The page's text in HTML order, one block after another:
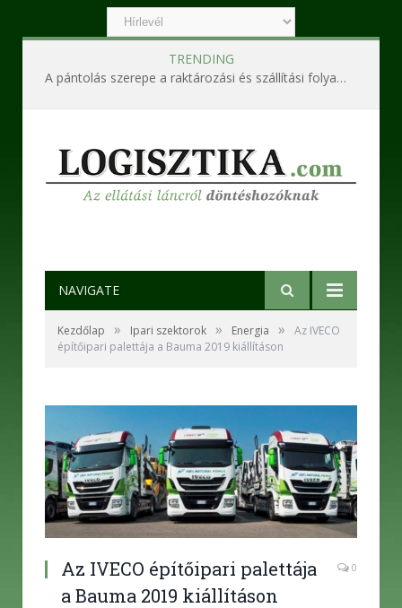
TRENDING
A pántolás szerepe a raktározási és szállítási folyamatokban
NAVIGATE
Kezdőlap » Ipari szektorok » Energia »
Az IVECO
építőipari palettája a Bauma 2019 kiállításon
Az IVECO építőipari palettája
a Bauma 2019 kiállításon
0